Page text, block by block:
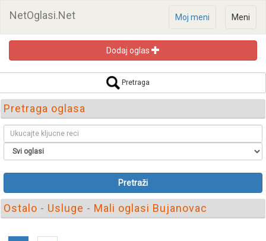
NetOglasi.Net Meni
Moj meni
Dodaj oglas
Pretraga
Pretraga oglasa
Pretraži
Ostalo - Usluge - Mali oglasi Bujanovac